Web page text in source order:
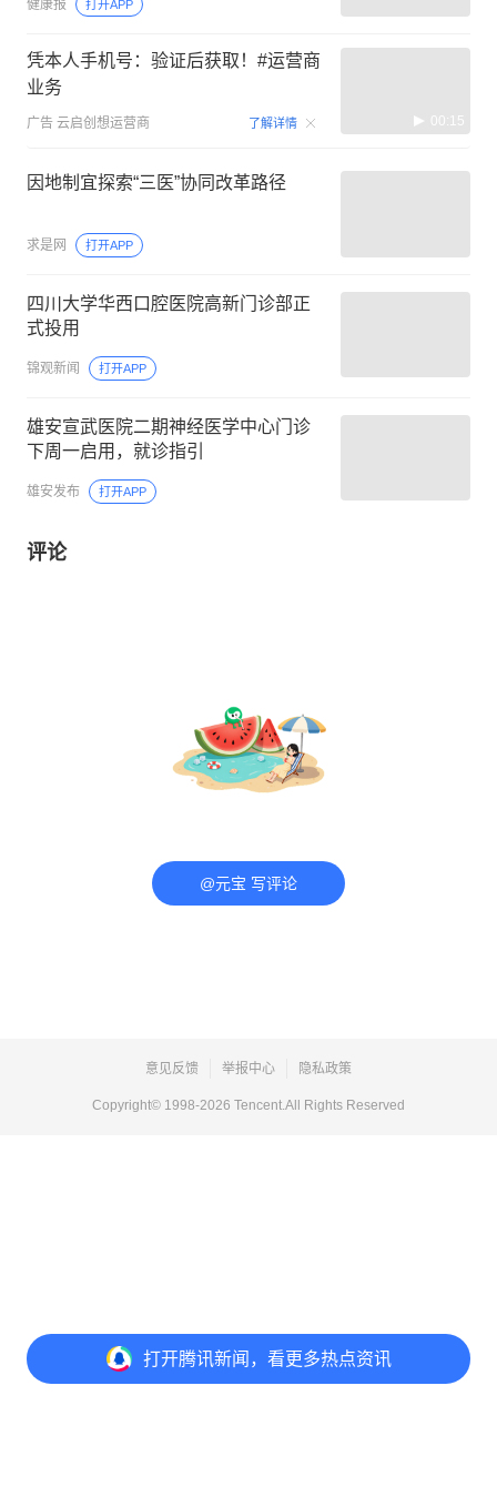
打开腾讯新闻，看更多热点资讯
健康报 打开APP
凭本人手机号：验证后获取！#运营商
业务
广告 云启创想运营商 了解详情 00:15
因地制宜探索“三医”协同改革路径
求是网 打开APP
四川大学华西口腔医院高新门诊部正
式投用
锦观新闻 打开APP
雄安宣武医院二期神经医学中心门诊
下周一启用，就诊指引
雄安发布 打开APP
评论
@元宝 写评论
意见反馈 举报中心 隐私政策
Copyright© 1998-2026 Tencent.All Rights Reserved